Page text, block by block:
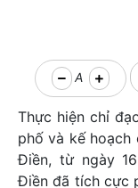
A
Thực hiện chỉ
phố và kế hoạch
Điền, từ ngày
Điền đã tích cực